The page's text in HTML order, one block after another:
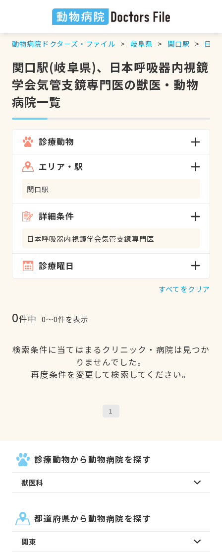
動物病院ドクターズ・ファイル 岐阜県 関口駅 日本
関口駅(岐阜県)、日本呼吸器内視鏡
学会気管支鏡専門医の獣医・動物
病院一覧
診療動物
エリア・駅
関口駅
詳細条件
日本呼吸器内視鏡学会気管支鏡専門医
診療曜日
すべてをクリア
0件中 0〜0件を表示
検索条件に当てはまるクリニック・病院は見つか
りませんでした。
再度条件を変更して検索してください。
1
診療動物から動物病院を探す
獣医科
都道府県から動物病院を探す
関東